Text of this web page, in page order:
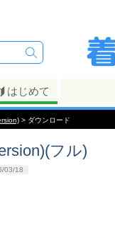
はじめて
> ダウンロード
フル)
03/18